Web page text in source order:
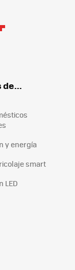
de...
y energía
smart
LED